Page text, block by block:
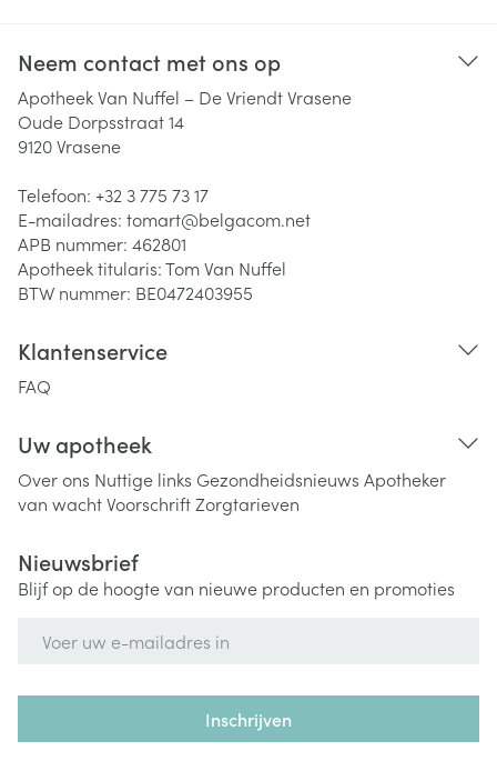
Neem contact met ons op
Apotheek Van Nuffel – De Vriendt Vrasene
Oude Dorpsstraat 14
9120Vrasene
Telefoon: +32 3 775 73 17
E-mailadres: tomart@belgacom.net
APB nummer: 462801
Apotheek titularis:Tom Van Nuffel
BTW nummer: BE0472403955
Klantenservice
FAQ
Uw apotheek
Over ons Nuttige links Gezondheidsnieuws Apotheker
van wachtVoorschriftZorgtarieven
Nieuwsbrief
Blijf op de hoogte van nieuwe producten en promoties
Inschrijven